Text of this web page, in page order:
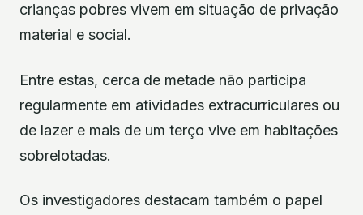
crianças pobres vivem em situação de privação
material e social.
Entre estas, cerca de metade não participa
regularmente em atividades extracurriculares ou
de lazer e mais de um terço vive em habitações
sobrelotadas.
Os investigadores destacam também o papel